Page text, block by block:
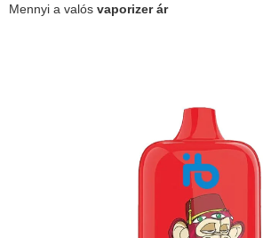
Mennyi a valós vaporizer ár